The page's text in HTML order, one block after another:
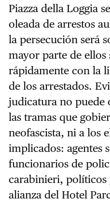
Piazza della Loggia
oleada de arrestos
la persecución será
mayor parte de ellos
rápidamente con la
de los arrestados.
judicatura no puede
las tramas que
neofascista, ni a los
implicados: agentes
funcionarios de
carabinieri, políticos
alianza del Hotel